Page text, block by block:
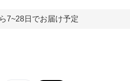
7~28日でお届け予定